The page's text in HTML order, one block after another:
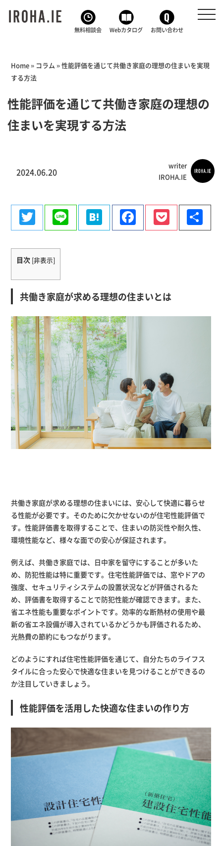
無料相談会 Webカタログ お問い合わせ
Home» コラム »性能評価を通じて共働き家庭の理想の住まいを実現
する方法
性能評価を通じて共働き家庭の理想の
住まいを実現する方法
2024.06.20
writer
IROHA.IE
TwitterLine HatenaFacebook
Pocket
有
目次 [非表示]
共働き家庭が求める理想の住まいとは
共働き家庭が求める理想の住まいには、安心して快適に暮らせ
る性能が必要です。そのために欠かせないのが住宅性能評価で
す。性能評価書を取得することで、住まいの防災性や耐久性、
環境性能など、様々な面での安心が保証されます。
例えば、共働き家庭では、日中家を留守にすることが多いた
め、防犯性能は特に重要です。住宅性能評価では、窓やドアの
強度、セキュリティシステムの設置状況などが評価されるた
め、評価書を取得することで防犯性能が確認できます。また、
省エネ性能も重要なポイントです。効率的な断熱材の使用や最
新の省エネ設備が導入されているかどうかも評価されるため、
光熱費の節約にもつながります。
どのようにすれば住宅性能評価を通じて、自分たちのライフス
タイルに合った安心で快適な住まいを見つけることができるの
か注目していきましょう。
性能評価を活用した快適な住まいの作り方